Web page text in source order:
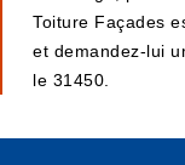
Toiture Façades
et demandez-lui
le 31450.